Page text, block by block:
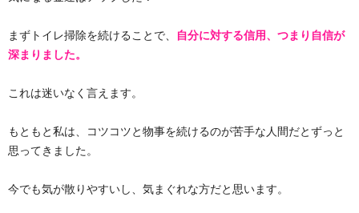
まずトイレ掃除を続けることで、
自分に対する信用、つまり自信が
深まりました。
これは迷いなく言えます。
もともと私は、コツコツと物事を続けるのが苦手な人間だとずっと
思ってきました。
今でも気が散りやすいし、気まぐれな方だと思います。